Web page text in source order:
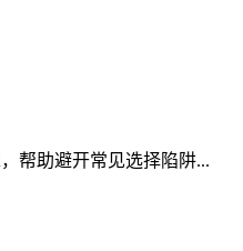
帮助避开常见选择陷阱...